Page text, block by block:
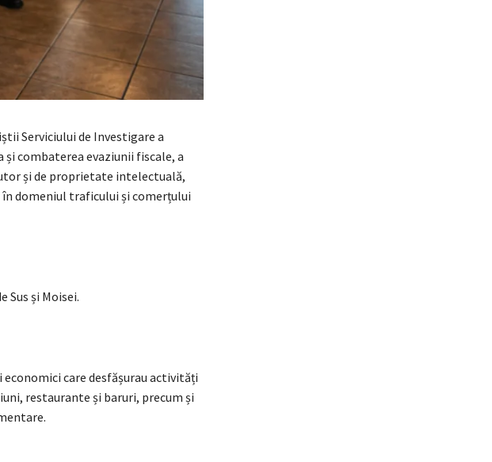
Serviciului de Investigare a
combaterea evaziunii fiscale, a
și de proprietate intelectuală,
domeniul traficului și comerțului
Sus și Moisei.
care desfășurau activități
restaurante și baruri, precum și